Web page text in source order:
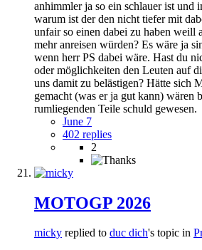
anhimmler ja so ein schlauer ist und
warum ist der den nicht tiefer mit
unfair so einen dabei zu haben weill
mehr anreisen würden? Es wäre ja
wenn herr PS dabei wäre. Hast du
oder möglichkeiten den Leuten auf
uns damit zu belästigen? Hätte sich
gemacht (was er ja gut kann) wären
rumliegenden Teile schuld gewesen.
June 7
402 replies
2
MOTOGP 2026
micky replied to duc dich's topic in